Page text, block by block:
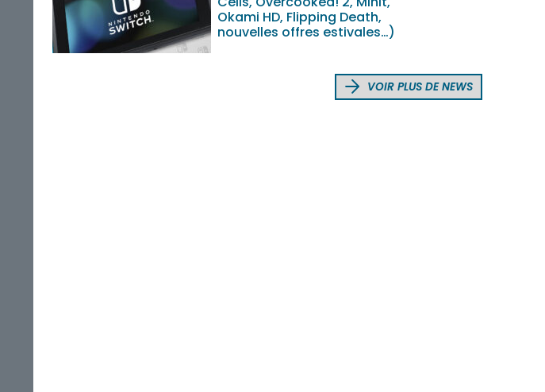
Okami HD, Flipping Death,
nouvelles offres estivales…)
VOIR PLUS DE NEWS